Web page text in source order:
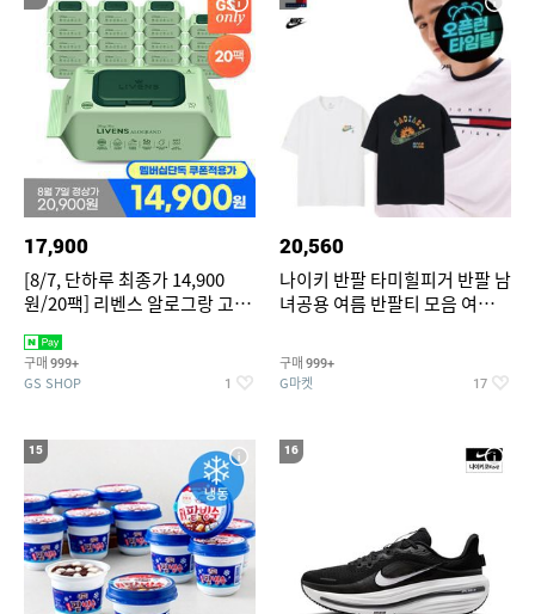
17,900
[8/7, 단하루 최종가 14,900
원/20팩] 리벤스 알로그랑 고평
구매 999+
GS SHOP 1
20,560
나이키 반팔 타미힐피거 반팔 남
녀공용 여름 반팔티 모음 여름
구매 999+
G마켓 17
15 16